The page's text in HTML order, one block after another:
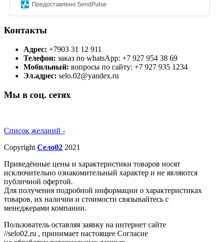
Предоставлено SendPulse
Контакты
Адрес: +7903 31 12 911
Телефон: заказ по whatsApp: +7 927 954 38 69
Мобильный: вопросы по сайту: +7 927 935 1234
Эл.адрес: selo.02@yandex.ru
Мы в соц. сетях
Список желаний -
Copyright Село02 2021
Приведённые цены и характеристики товаров носят
исключительно ознакомительный характер и не являются
публичной офертой.
Для получения подробной информации о характеристиках
товаров, их наличии и стоимости связывайтесь с
менеджерами компании.
Пользователь оставляя заявку на интернет сайте
//selo02.ru , принимает настоящее Согласие